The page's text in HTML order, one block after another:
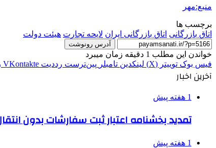
منبع:مهر
برچسب ها
اتاق بازرگانی اتاق بازرگانی ایران لایحه تجارت هیئت دولت
آدرس رونوشت
خواندن این مطلب 1 دقیقه زمان میبرد
فیس بوک توییتر (X) لینکدین ‫تامبلر ‫پین‌ترست ‫رددیت ‫VKontakte
آخرین اخبار
1 هفته پیش
تمدید بخشنامه اعتبار ثبت سفارشات بدون انتقال ارز تا
1 هفته پیش